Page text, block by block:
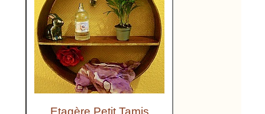
Etagère Petit Tamis